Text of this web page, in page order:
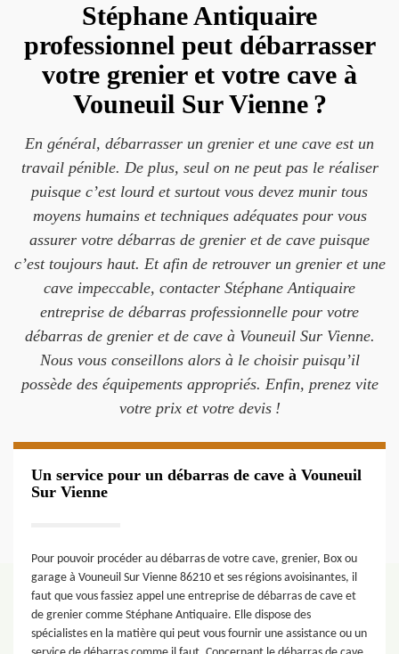
Stéphane Antiquaire
professionnel peut débarrasser
votre grenier et votre cave à
Vouneuil Sur Vienne ?
En général, débarrasser un grenier et une cave est un
travail pénible. De plus, seul on ne peut pas le réaliser
puisque c’est lourd et surtout vous devez munir tous
moyens humains et techniques adéquates pour vous
assurer votre débarras de grenier et de cave puisque
c’est toujours haut. Et afin de retrouver un grenier et une
cave impeccable, contacter Stéphane Antiquaire
entreprise de débarras professionnelle pour votre
débarras de grenier et de cave à Vouneuil Sur Vienne.
Nous vous conseillons alors à le choisir puisqu’il
possède des équipements appropriés. Enfin, prenez vite
votre prix et votre devis !
Un service pour un débarras de cave à Vouneuil
Sur Vienne
Pour pouvoir procéder au débarras de votre cave, grenier, Box ou
garage à Vouneuil Sur Vienne 86210 et ses régions avoisinantes, il
faut que vous fassiez appel une entreprise de débarras de cave et
de grenier comme Stéphane Antiquaire. Elle dispose des
spécialistes en la matière qui peut vous fournir une assistance ou un